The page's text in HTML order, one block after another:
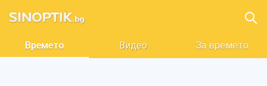
Времето Видео За времето